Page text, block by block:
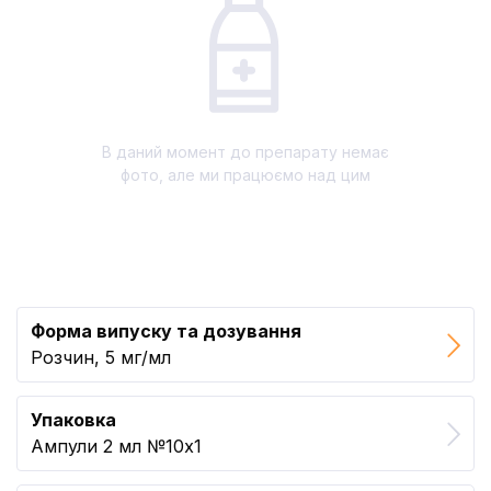
В даний момент до препарату немає
фото, але ми працюємо над цим
Форма випуску та дозування
Розчин, 5 мг/мл
Упаковка
Ампули 2 мл №10x1